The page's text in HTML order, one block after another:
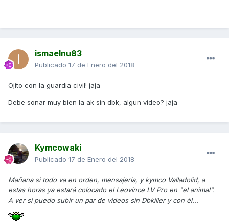
ismaelnu83
Publicado 17 de Enero del 2018
Ojito con la guardia civil! jaja
Debe sonar muy bien la ak sin dbk, algun video? jaja
Kymcowaki
Publicado 17 de Enero del 2018
Mañana si todo va en orden, mensajeria, y kymco Valladolid, a
estas horas ya estará colocado el Leovince LV Pro en "el animal".
A ver si puedo subir un par de videos sin Dbkiller y con él...